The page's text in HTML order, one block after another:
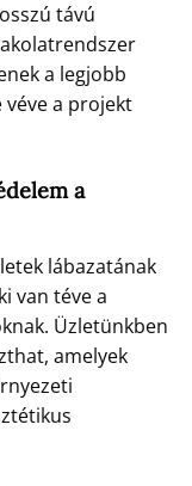
távú
a legjobb
a projekt
a
lábazatának
van téve a
Üzletünkben
amelyek